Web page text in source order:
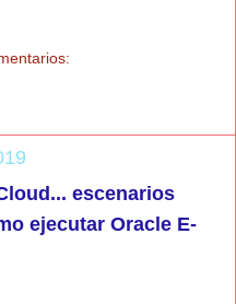
escenarios
ejecutar Oracle E-